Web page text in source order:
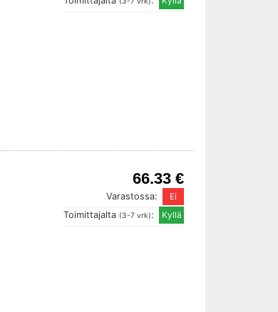
66.33 €
Varastossa:
Toimittajalta (3-7 vrk):